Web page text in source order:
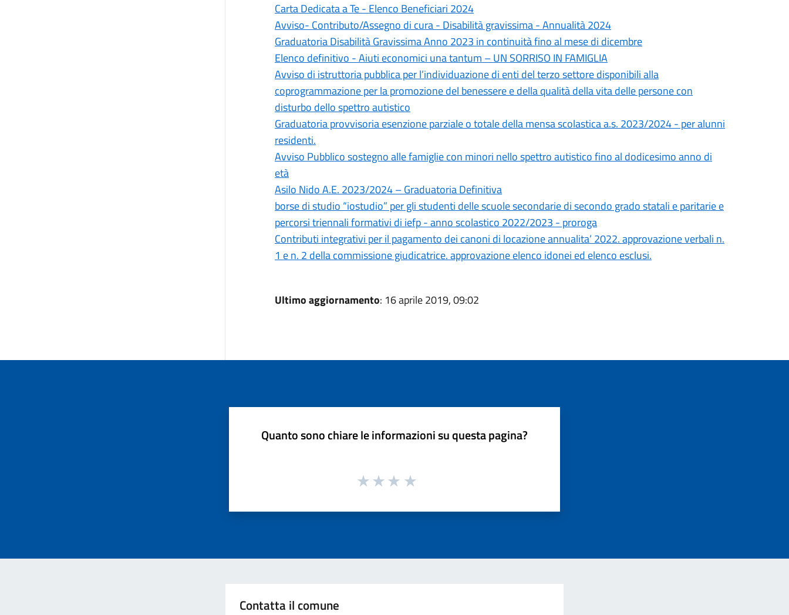
Carta Dedicata a Te - Elenco Beneficiari 2024
Avviso- Contributo/Assegno di cura - Disabilità gravissima - Annualità 2024
Graduatoria Disabilità Gravissima Anno 2023 in continuità fino al mese di dicembre
Elenco definitivo - Aiuti economici una tantum – UN SORRISO IN FAMIGLIA
Avviso di istruttoria pubblica per l’individuazione di enti del terzo settore disponibili alla
coprogrammazione per la promozione del benessere e della qualità della vita delle persone con
disturbo dello spettro autistico
Graduatoria provvisoria esenzione parziale o totale della mensa scolastica a.s. 2023/2024 - per alunni
residenti.
Avviso Pubblico sostegno alle famiglie con minori nello spettro autistico fino al dodicesimo anno di
età
Asilo Nido A.E. 2023/2024 – Graduatoria Definitiva
borse di studio “iostudio” per gli studenti delle scuole secondarie di secondo grado statali e paritarie e
percorsi triennali formativi di iefp - anno scolastico 2022/2023 - proroga
Contributi integrativi per il pagamento dei canoni di locazione annualita’ 2022. approvazione verbali n.
1 e n. 2 della commissione giudicatrice. approvazione elenco idonei ed elenco esclusi.
Ultimo aggiornamento: 16 aprile 2019, 09:02
Quanto sono chiare le informazioni su questa pagina?
Contatta il comune